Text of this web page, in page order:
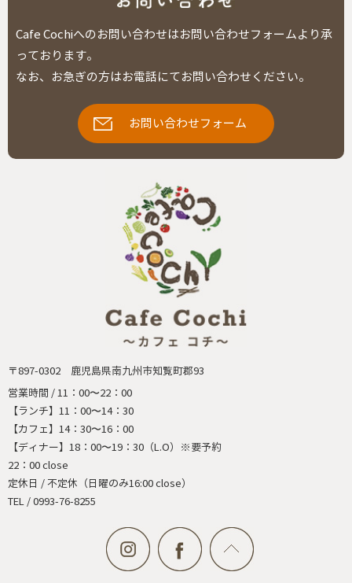
Cafe Cochiへのお問い合わせはお問い合わせフォームより承
っております。
なお、お急ぎの方はお電話にてお問い合わせください。
お問い合わせフォーム
〒897-0302 鹿児島県南九州市知覧町郡93
営業時間 / 11：00〜22：00
【ランチ】11：00〜14：30
【カフェ】14：30〜16：00
【ディナー】18：00〜19：30（L.O）※要予約
22：00 close
定休日 / 不定休（日曜のみ16:00 close）
TEL / 0993-76-8255